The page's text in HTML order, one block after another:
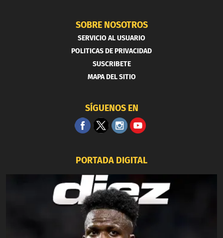
SOBRE NOSOTROS
SERVICIO AL USUARIO
POLITICAS DE PRIVACIDAD
SUSCRIBETE
MAPA DEL SITIO
SÍGUENOS EN
PORTADA DIGITAL